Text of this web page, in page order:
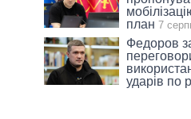
план 7
Федоров
ударів по